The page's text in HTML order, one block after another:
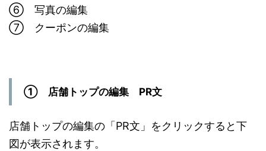
➅ 写真の編集
➆ クーポンの編集
➀ 店舗トップの編集 PR文
店舗トップの編集の「PR文」をクリックすると下
図が表示されます。